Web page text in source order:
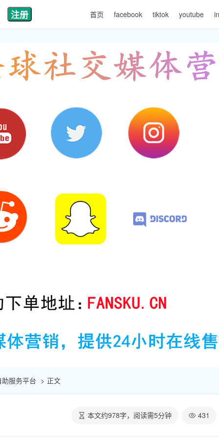
注册 首页 facebook tiktok youtube
服务平台 正文
本文约978字，阅读需5分钟 431